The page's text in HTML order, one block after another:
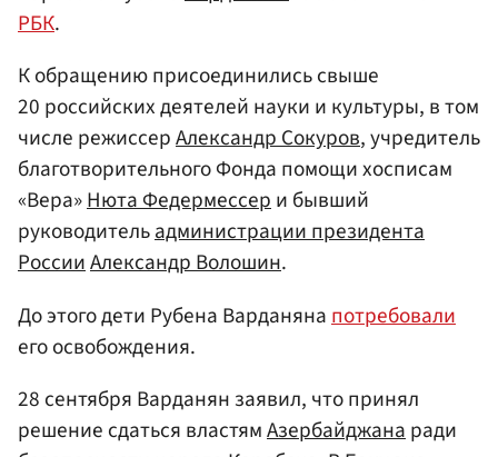
РБК.
К обращению присоединились свыше
20 российских деятелей науки и культуры, в том
числе режиссерАлександр Сокуров, учредитель
благотворительного Фонда помощи хосписам
«Вера»Нюта Федермессери бывший
руководительадминистрации президента
РоссииАлександр Волошин.
До этого дети Рубена Варданяна потребовали
его освобождения.
28 сентября Варданян заявил, что принял
решение сдаться властямАзербайджанаради